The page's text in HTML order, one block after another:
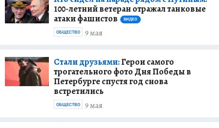
100-летний ветеран отражал танковые
атаки фашистов
ВИДЕО
9 мая
ОБЩЕСТВО
Стали друзьями:Герои самого
трогательного фото Дня Победы в
Петербурге спустя год снова
встретились
9 мая
ОБЩЕСТВО